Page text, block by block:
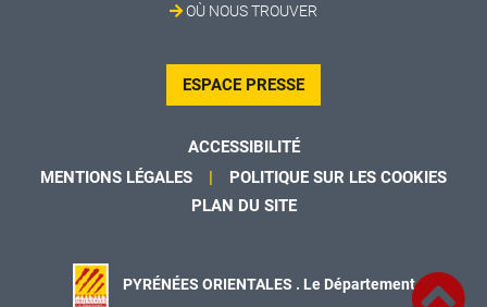
OÙ NOUS TROUVER
ESPACE PRESSE
ACCESSIBILITÉ
MENTIONS LÉGALES
POLITIQUE SUR LES COOKIES
PLAN DU SITE
PYRÉNÉES ORIENTALES . Le Département